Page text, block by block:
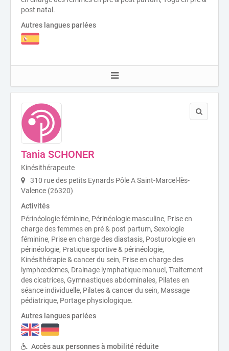
post natal.
Autres langues parlées
Tania SCHONER
Kinésithérapeute
310 rue des petits Eynards Pôle A Saint-Marcel-lès-
Valence (26320)
Activités
Périnéologie féminine, Périnéologie masculine, Prise en
charge des femmes en pré & post partum, Sexologie
féminine, Prise en charge des diastasis, Posturologie en
périnéologie, Pratique sportive & périnéologie,
Kinésithérapie & cancer du sein, Prise en charge des
lymphœdèmes, Drainage lymphatique manuel, Traitement
des cicatrices, Gymnastiques abdominales, Pilates en
séance individuelle, Pilates & cancer du sein, Massage
pédiatrique, Portage physiologique.
Autres langues parlées
Accès aux personnes à mobilité réduite